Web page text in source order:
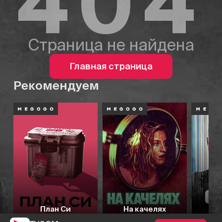
Страница не найдена
Главная страница
Рекомендуем
План Си На качелях